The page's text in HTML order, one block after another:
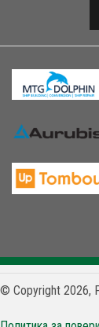
© Copyright 2026,